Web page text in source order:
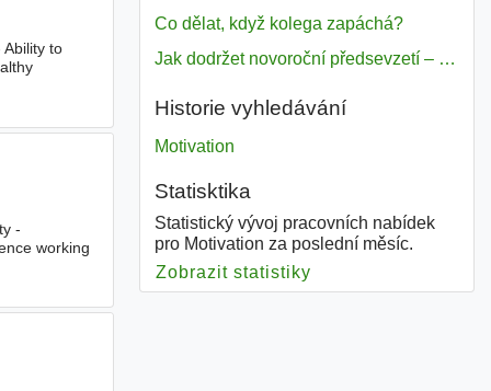
- Ability to
-
working
Co dělat, když kolega zapáchá?
Jak dodržet novoroční předsevzetí – naše tipy pro dobrý začátek roku 2018
Historie vyhledávání
Motivation
Statisktika
Statistický vývoj pracovních nabídek
pro Motivation za poslední měsíc.
Zobrazit statistiky